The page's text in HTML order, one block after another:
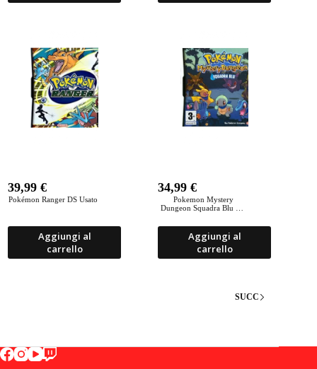
Pokémon Ranger DS Usato
39,99€
Aggiungi al
carrello
Pokemon Mystery
Dungeon Squadra Blu DS
34,99€
Aggiungi al
carrello
SUCC